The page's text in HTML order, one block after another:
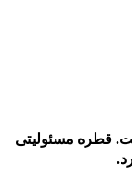
مسئولیتی